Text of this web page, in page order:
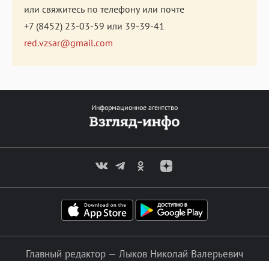
или свяжитесь по телефону или почте
+7 (8452) 23-03-59 или 39-39-41
red.vzsar@gmail.com
Информационное агентство
Главный редактор — Лыков Николай Валерьевич